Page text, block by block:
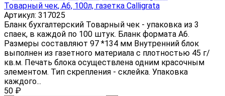
Товарный чек, А6, 100л, газетка Calligrata
Артикул: 317025
Бланк бухгалтерский Товарный чек - упаковка из 3
спаек, в каждой по 100 штук. Бланк формата А6.
Размеры составляют 97 *134 мм Внутренний блок
выполнен из газетного материала с плотностью 45 г/
кв.м. Печать блока осуществлена одним красочным
элементом. Тип скрепления - склейка. Упаковка
каждого...
50 ₽